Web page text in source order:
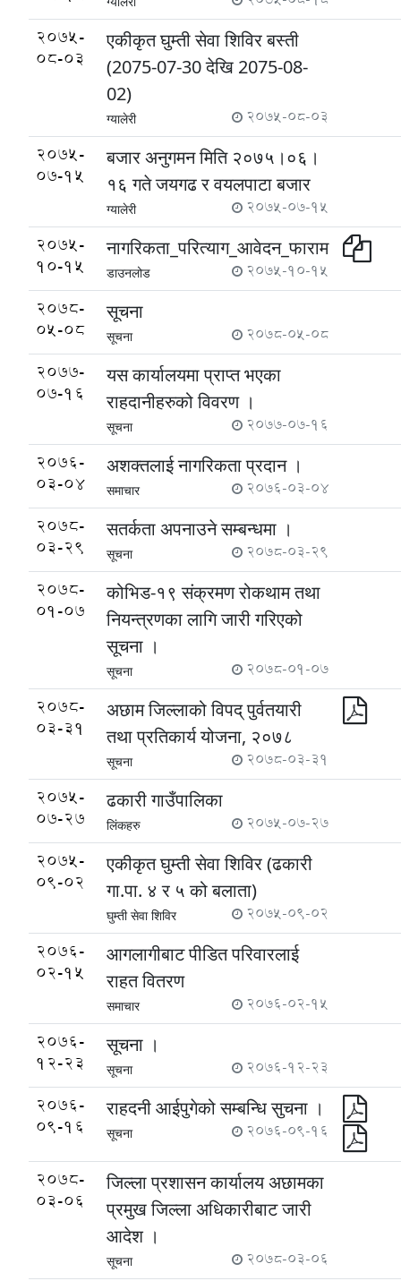
2075-
08-03
एकीकृत घुम्ती सेवा शिविर बस्ती
(2075-07-30 देखि 2075-08-
02)
ग्यालेरी 2075-08-03
2075-
07-15
बजार अनुगमन मिति २०७५।०६।
१६ गते जयगढ र वयलपाटा बजार
ग्यालेरी 2075-07-15
2075-
10-15
नागरिकता_परित्याग_आवेदन_फाराम
डाउनलोड 2075-10-15
2078-
05-08
सूचना
सूचना 2078-05-08
2077-
07-16
यस कार्यालयमा प्राप्त भएका
राहदानीहरुको विवरण ।
सूचना 2077-07-16
2076-
03-04
अशक्तलाई नागरिकता प्रदान ।
समाचार 2076-03-04
2078-
03-29
सतर्कता अपनाउने सम्बन्धमा ।
सूचना 2078-03-29
2078-
01-07
कोभिड-१९ संक्रमण रोकथाम तथा
नियन्त्रणका लागि जारी गरिएको
सूचना ।
सूचना 2078-01-07
2078-
03-31
अछाम जिल्लाको विपद् पुर्वतयारी
तथा प्रतिकार्य योजना, २०७८
सूचना 2078-03-31
2075-
07-27
ढकारी गाउँपालिका
लिंकहरु 2075-07-27
2075-
09-02
एकीकृत घुम्ती सेवा शिविर (ढकारी
गा.पा. ४ र ५ को बलाता)
घुम्ती सेवा शिविर 2075-09-02
2076-
02-15
आगलागीबाट पीडित परिवारलाई
राहत वितरण
समाचार 2076-02-15
2076-
12-23
सूचना ।
सूचना 2076-12-23
2076-
09-16
राहदनी आईपुगेको सम्बन्धि सुचना ।
सूचना 2076-09-16
2078-
03-06
जिल्ला प्रशासन कार्यालय अछामका
प्रमुख जिल्ला अधिकारीबाट जारी
आदेश ।
सूचना 2078-03-06